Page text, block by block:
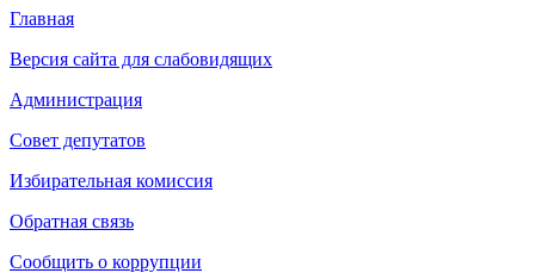
Главная
Версия сайта для слабовидящих
Администрация
Совет депутатов
Избирательная комиссия
Обратная связь
Сообщить о коррупции